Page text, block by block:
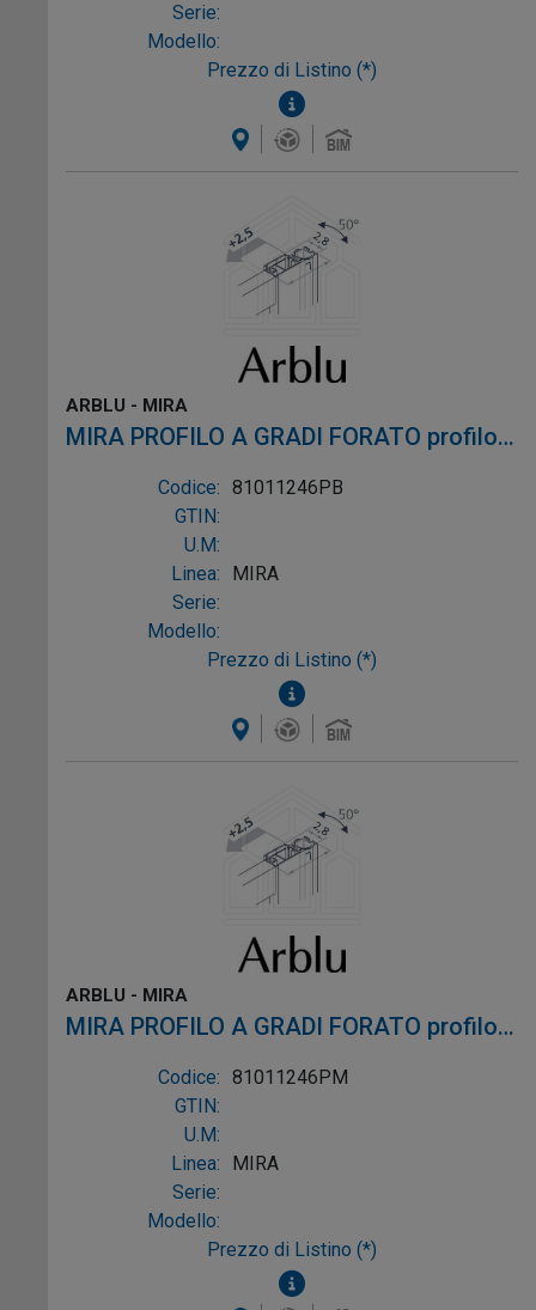
Serie:
Modello:
Prezzo di Listino (*)
ARBLU - MIRA
MIRA PROFILO A GRADI FORATO profilo
bianco alluminio bianco
Codice: 81011246PB
GTIN:
U.M:
Linea:
MIRA
Serie:
Modello:
Prezzo di Listino (*)
ARBLU - MIRA
MIRA PROFILO A GRADI FORATO profilo
argento semilucido alluminio argento
semilucido
Codice: 81011246PM
GTIN:
U.M:
Linea:
MIRA
Serie:
Modello:
Prezzo di Listino (*)